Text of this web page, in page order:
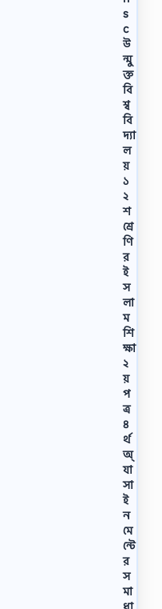
s
c
উ
ন্মু
ক্ত
বি
শ্ব
বি
দ্যা
ল
য়
১
২
শ
শ্রে
ণি
র
ই
স
লা
ম
শি
ক্ষা
২
য়
প
ত্র
৪
র্থ
অ্
যা
সা
ই
ন
মে
ন্টে
র
স
মা